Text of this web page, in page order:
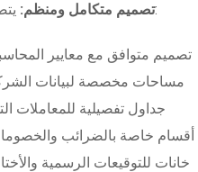
تصميم متكامل ومنظم:يتضمن الملف:
تصميم متوافق مع معايير
مساحات مخصصة لبيانات
جداول تفصيلية للمعاملات
أقسام خاصة بالضرائب
خانات للتوقيعات الرسمية